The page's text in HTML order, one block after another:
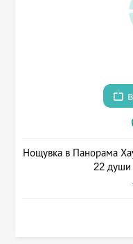
Нощувка в Панорама
22 души